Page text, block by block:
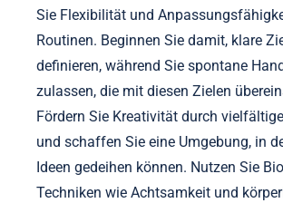
Sie Flexibilität und
Routinen. Beginnen Sie damit, klare
definieren, während Sie spontane
zulassen, die mit diesen Zielen
Fördern Sie Kreativität durch
und schaffen Sie eine Umgebung, in
Ideen gedeihen können. Nutzen Sie
Techniken wie Achtsamkeit und